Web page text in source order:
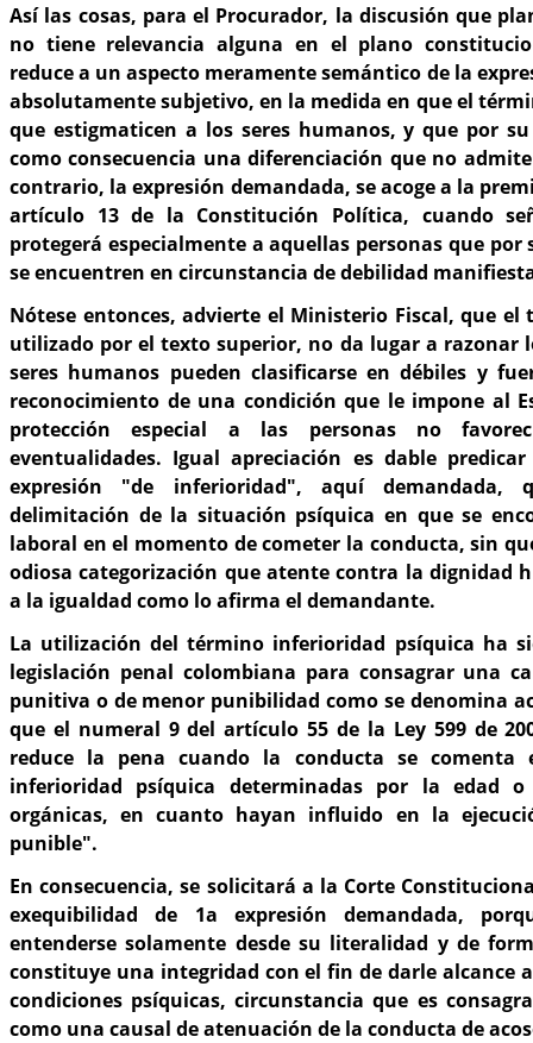
Así las cosas, para el Procurador, la discusión que
no tiene relevancia alguna en el plano
reduce a un aspecto meramente semántico de la
absolutamente subjetivo, en la medida en que el
que estigmaticen a los seres humanos, y que por
como consecuencia una diferenciación que no
contrario, la expresión demandada, se acoge a la
artículo 13 de la Constitución Política, cuando
protegerá especialmente a aquellas personas que
se encuentren en circunstancia de debilidad
Nótese entonces, advierte el Ministerio Fiscal, que
utilizado por el texto superior, no da lugar a razonar
seres humanos pueden clasificarse en débiles y
reconocimiento de una condición que le impone al
protección especial a las personas no
eventualidades. Igual apreciación es dable
expresión "de inferioridad", aquí demandada,
delimitación de la situación psíquica en que se
laboral en el momento de cometer la conducta, sin
odiosa categorización que atente contra la dignidad
a la igualdad como lo afirma el demandante.
La utilización del término inferioridad psíquica ha
legislación penal colombiana para consagrar una
punitiva o de menor punibilidad como se denomina
que el numeral 9 del artículo 55 de la Ley 599 de
reduce la pena cuando la conducta se comenta
inferioridad psíquica determinadas por la edad o
orgánicas, en cuanto hayan influido en la
punible".
En consecuencia, se solicitará a la Corte
exequibilidad de 1a expresión demandada,
entenderse solamente desde su literalidad y de
constituye una integridad con el fin de darle alcance
condiciones psíquicas, circunstancia que es
como una causal de atenuación de la conducta de